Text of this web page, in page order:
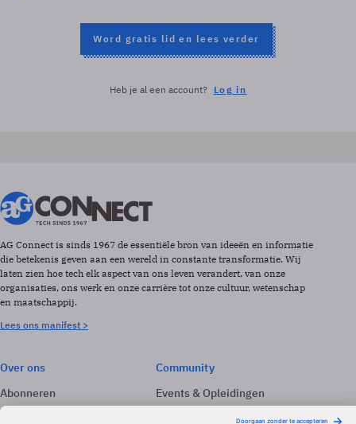
Word gratis lid en lees verder
Heb je al een account? Log in
AG Connect is sinds 1967 de essentiële bron van ideeën en informatie
die betekenis geven aan een wereld in constante transformatie. Wij
laten zien hoe tech elk aspect van ons leven verandert, van onze
organisaties, ons werk en onze carrière tot onze cultuur, wetenschap
en maatschappij.
Lees ons manifest >
Over ons
Abonneren
Adverteren
Community
Events & Opleidingen
Nieuwsbrieven